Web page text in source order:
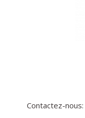
Contactez-nous: